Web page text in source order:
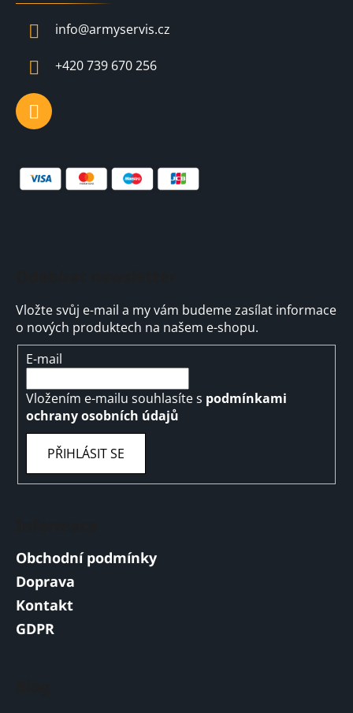
info@armyservis.cz
+420 739 670 256
Vložte svůj e-mail a my vám budeme zasílat informace
o nových produktech na našem e-shopu.
E-mail
Vložením e-mailu souhlasíte s podmínkami
ochrany osobních údajů
PŘIHLÁSIT SE
Obchodní podmínky
Doprava
Kontakt
GDPR